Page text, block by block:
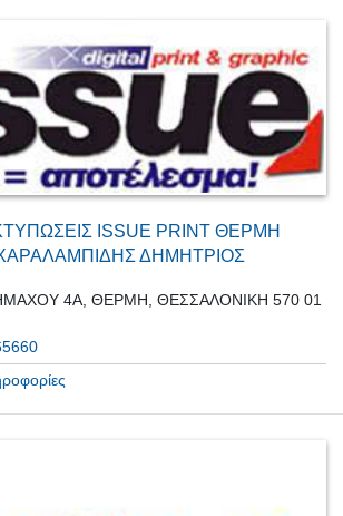
ISSUE PRINT ΘΕΡΜΗ
ΔΗΜΗΤΡΙΟΣ
4Α, ΘΕΡΜΗ, ΘΕΣΣΑΛΟΝΙΚΗ 570 01